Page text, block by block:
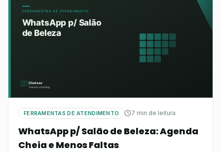
FERRAMENTAS DE ATENDIMENTO 7 min de leitura
WhatsApp p/ Salão de Beleza: Agenda
Cheia e Menos Faltas